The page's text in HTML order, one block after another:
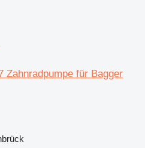
Zahnradpumpe für Bagger